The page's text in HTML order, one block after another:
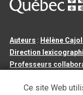
Auteurs : Hélène
Direction
Professeurs
Tous droits réservés©
Ce site Web